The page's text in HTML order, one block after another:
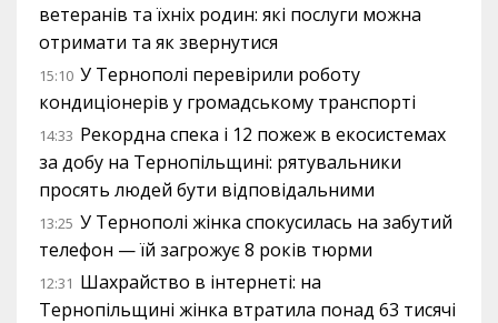
ветеранів та їхніх родин: які послуги можна
отримати та як звернутися
15:10 У Тернополі перевірили роботу
кондиціонерів у громадському транспорті
14:33 Рекордна спека і 12 пожеж в екосистемах
за добу на Тернопільщині: рятувальники
просять людей бути відповідальними
13:25 У Тернополі жінка спокусилась на забутий
телефон — їй загрожує 8 років тюрми
12:31 Шахрайство в інтернеті: на
Тернопільщині жінка втратила понад 63 тисячі